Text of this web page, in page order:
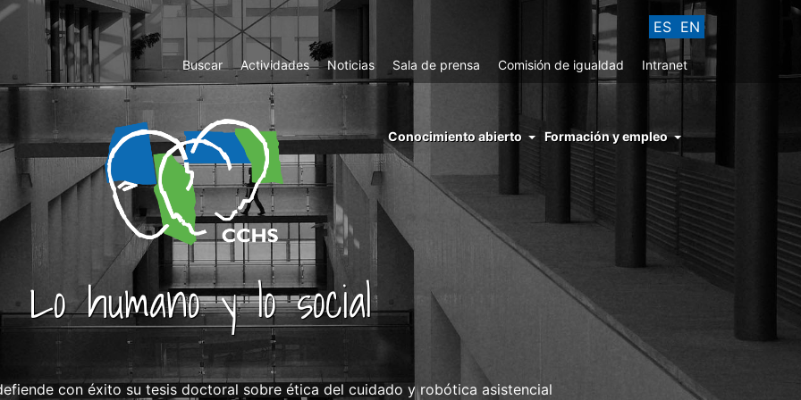
ES EN
Top
Menu
Buscar Actividades Noticias Sala de prensa Comisión de igualdad Intranet
menu
right
cchs
conocimiento
abierto
Conocimiento abierto Formación y empleo
Lo humano y lo social
con éxito su tesis doctoral sobre ética del cuidado y robótica asistencial